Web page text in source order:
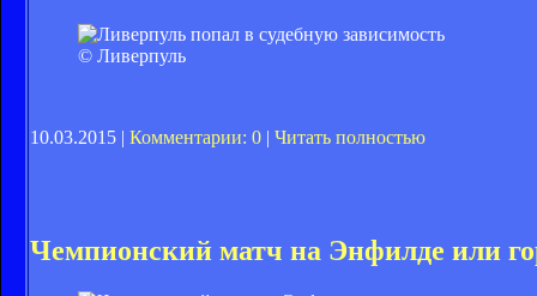
© Ливерпуль
10.03.2015 | Комментарии: 0 | Читать полностью
Чемпионский матч на Энфилде или